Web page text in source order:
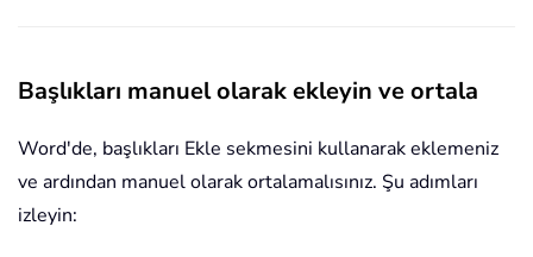
Başlıkları manuel olarak ekleyin ve ortala
Word'de, başlıkları Ekle sekmesini kullanarak eklemeniz
ve ardından manuel olarak ortalamalısınız. Şu adımları
izleyin: